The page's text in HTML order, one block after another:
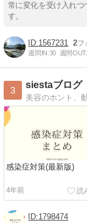
常に変化を受け入れつ
す。
1567231 2
週間IN:30 週間OUT:
3
siestaブログ
美容のホント、
感染症対策(最新版)
4年前
1798474